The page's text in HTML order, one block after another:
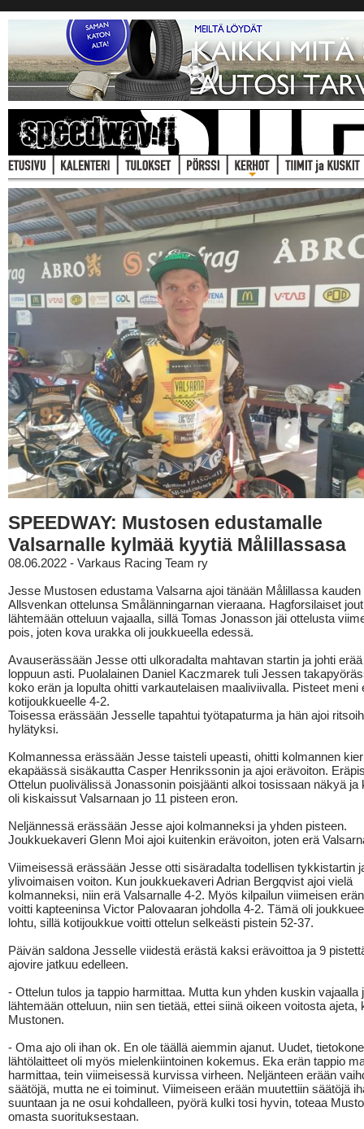
SPEEDWAY: Mustosen edustamalle
Valsarnalle kylmää kyytiä Målillassasa
08.06.2022 - Varkaus Racing Team ry
Jesse Mustosen edustama Valsarna ajoi tänään Målillassa kauden
Allsvenkan ottelunsa Smålänningarnan vieraana. Hagforsilaiset
lähtemään otteluun vajaalla, sillä Tomas Jonasson jäi ottelusta
pois, joten kova urakka oli joukkueella edessä.
Avauserässään Jesse otti ulkoradalta mahtavan startin ja johti
loppuun asti. Puolalainen Daniel Kaczmarek tuli Jessen
koko erän ja lopulta ohitti varkautelaisen maaliviivalla. Pisteet meni
kotijoukkueelle 4-2.
Toisessa erässään Jesselle tapahtui työtapaturma ja hän ajoi
hylätyksi.
Kolmannessa erässään Jesse taisteli upeasti, ohitti kolmannen
ekapäässä sisäkautta Casper Henrikssonin ja ajoi erävoiton.
Ottelun puolivälissä Jonassonin poisjäänti alkoi tosissaan näkyä ja
oli kiskaissut Valsarnaan jo 11 pisteen eron.
Neljännessä erässään Jesse ajoi kolmanneksi ja yhden pisteen.
Joukkuekaveri Glenn Moi ajoi kuitenkin erävoiton, joten erä
Viimeisessä erässään Jesse otti sisäradalta todellisen tykkistartin
ylivoimaisen voiton. Kun joukkuekaveri Adrian Bergqvist ajoi vielä
kolmanneksi, niin erä Valsarnalle 4-2. Myös kilpailun viimeisen
voitti kapteeninsa Victor Palovaaran johdolla 4-2. Tämä oli
lohtu, sillä kotijoukkue voitti ottelun selkeästi pistein 52-37.
Päivän saldona Jesselle viidestä erästä kaksi erävoittoa ja 9
ajovire jatkuu edelleen.
- Ottelun tulos ja tappio harmittaa. Mutta kun yhden kuskin vajaalla
lähtemään otteluun, niin sen tietää, ettei siinä oikeen voitosta ajeta,
Mustonen.
- Oma ajo oli ihan ok. En ole täällä aiemmin ajanut. Uudet,
lähtölaitteet oli myös mielenkiintoinen kokemus. Eka erän tappio
harmittaa, tein viimeisessä kurvissa virheen. Neljänteen erään
säätöjä, mutta ne ei toiminut. Viimeiseen erään muutettiin säätöjä
suuntaan ja ne osui kohdalleen, pyörä kulki tosi hyvin, toteaa
omasta suorituksestaan.